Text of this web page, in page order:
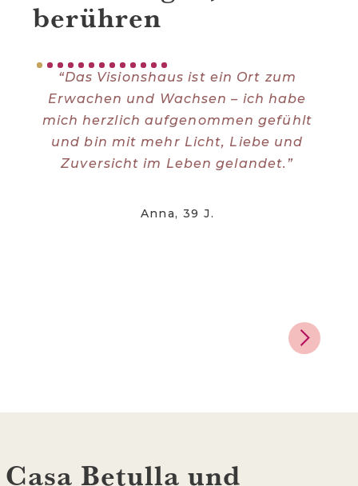
berühren
“Das Visionshaus ist ein Ort zum
Erwachen und Wachsen – ich habe
mich herzlich aufgenommen gefühlt
und bin mit mehr Licht, Liebe und
Zuversicht im Leben gelandet.”
Anna, 39 J.
Casa Betulla und